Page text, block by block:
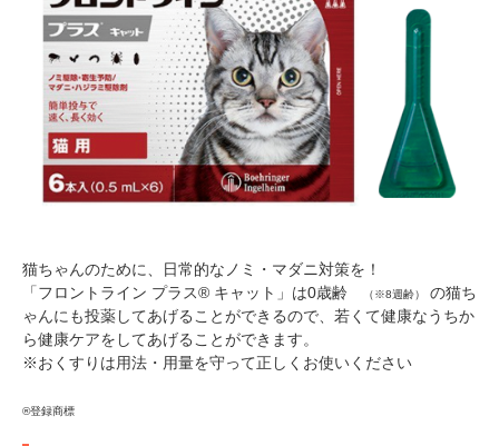
猫ちゃんのために、日常的なノミ・マダニ対策を！
「フロントライン プラス® キャット」は0歳齢
（※8週齢）
の猫ち
ゃんにも投薬してあげることができるので、若くて健康なうちか
ら健康ケアをしてあげることができます。
※おくすりは用法・用量を守って正しくお使いください
®登録商標